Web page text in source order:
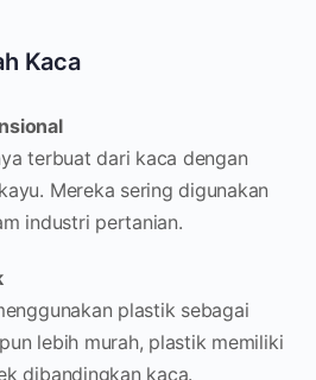
Kaca
terbuat dari kaca dengan
Mereka sering digunakan
industri pertanian.
plastik sebagai
lebih murah, plastik memiliki
dibandingkan kaca.